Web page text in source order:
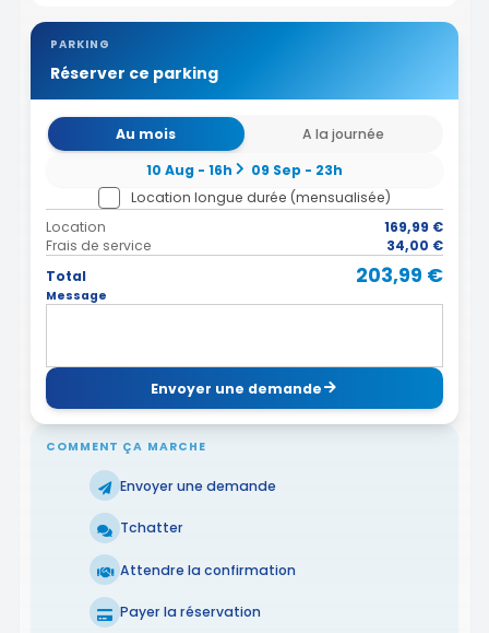
PARKING
Réserver ce parking
Au mois
A la journée
10 Aug - 16h
09 Sep - 23h
Location longue durée (mensualisée)
Location
169,99 €
Frais de service
34,00 €
Total
203,99 €
Message
Envoyer une demande
COMMENT ÇA MARCHE
Envoyer une demande
Tchatter
Attendre la confirmation
Payer la réservation